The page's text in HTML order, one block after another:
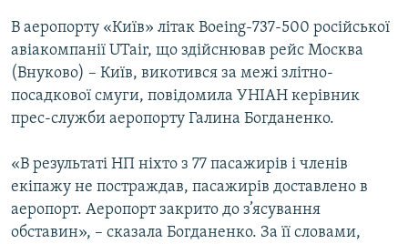
Усі сайти RFE/RL
В аеропорту «Київ» літак Boeing-737-500 російської
авіакомпанії UTair, що здійснював рейс Москва
(Внуково) – Київ, викотився за межі злітно-
посадкової смуги, повідомила УНІАН керівник
прес-служби аеропорту Галина Богданенко.
«В результаті НП ніхто з 77 пасажирів і членів
екіпажу не постраждав, пасажирів доставлено в
аеропорт. Аеропорт закрито до з’ясування
обставин», – сказала Богданенко. За її словами,